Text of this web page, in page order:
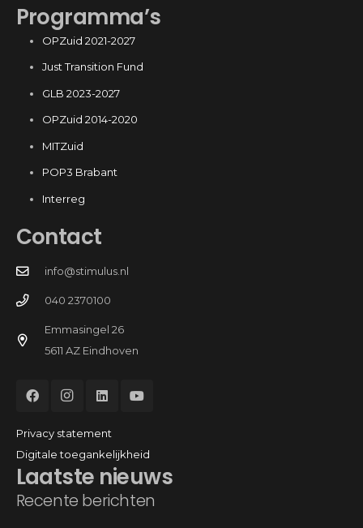
Programma’s
OPZuid 2021-2027
Just Transition Fund
GLB 2023-2027
OPZuid 2014-2020
MITZuid
POP3 Brabant
Interreg
Laatste nieuws
Recente berichten
Contact
info@stimulus.nl
040 2370100
Emmasingel 26
5611 AZ Eindhoven
Privacy statement
Digitale toegankelijkheid